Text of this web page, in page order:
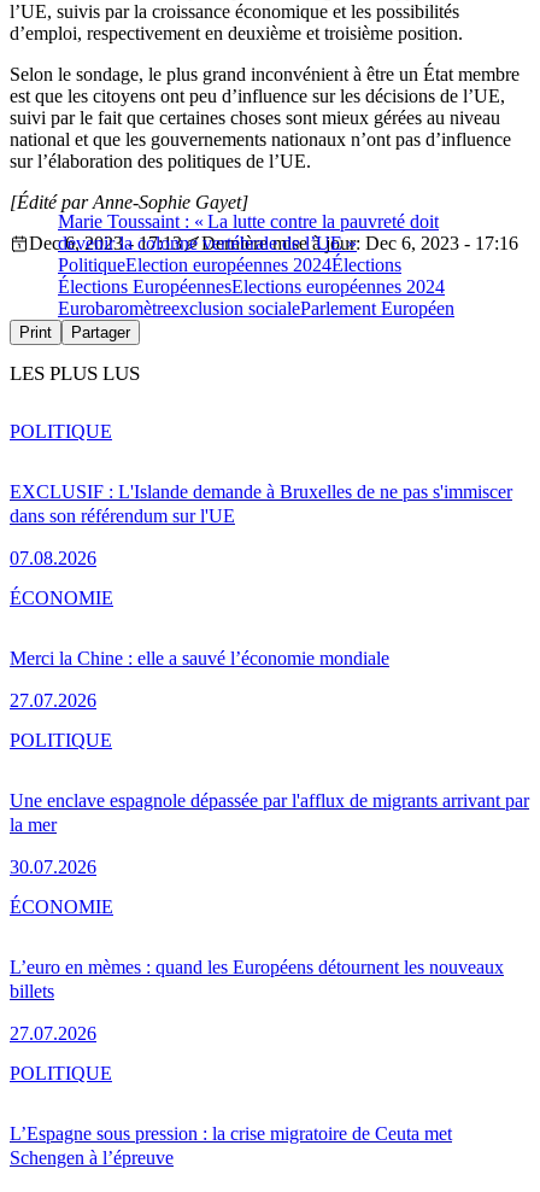
l’UE, suivis par la croissance économique et les possibilités
d’emploi, respectivement en deuxième et troisième position.
Selon le sondage, le plus grand inconvénient à être un État membre
est que les citoyens ont peu d’influence sur les décisions de l’UE,
suivi par le fait que certaines choses sont mieux gérées au niveau
national et que les gouvernements nationaux n’ont pas d’influence
sur l’élaboration des politiques de l’UE.
Marie Toussaint : « La lutte contre la pauvreté doit
devenir la colonne vertébrale de l’UE »
[Édité par Anne-Sophie Gayet]
Dec 6, 2023 - 17:13
Dernière mise à jour: Dec 6, 2023 - 17:16
PolitiqueElection européennes 2024Élections
Élections EuropéennesElections européennes 2024
Eurobaromètreexclusion socialeParlement Européen
Print Partager
LES PLUS LUS
EXCLUSIF : L'Islande demande à Bruxelles de ne pas s'immiscer
dans son référendum sur l'UE
07.08.2026
POLITIQUE
Merci la Chine : elle a sauvé l’économie mondiale
27.07.2026
ÉCONOMIE
Une enclave espagnole dépassée par l'afflux de migrants arrivant par
la mer
30.07.2026
POLITIQUE
L’euro en mèmes : quand les Européens détournent les nouveaux
billets
27.07.2026
ÉCONOMIE
L’Espagne sous pression : la crise migratoire de Ceuta met
Schengen à l’épreuve
POLITIQUE